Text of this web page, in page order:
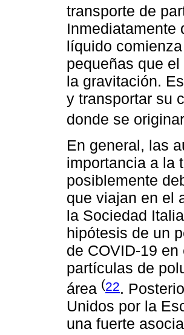
transporte de
Inmediatamente
líquido
pequeñas que
la gravitación.
y transportar su
donde se
En general, las
importancia a la
posiblemente
que viajan en el
la Sociedad
hipótesis de un
de COVID-19
partículas de
área (22.
Unidos por la
una fuerte